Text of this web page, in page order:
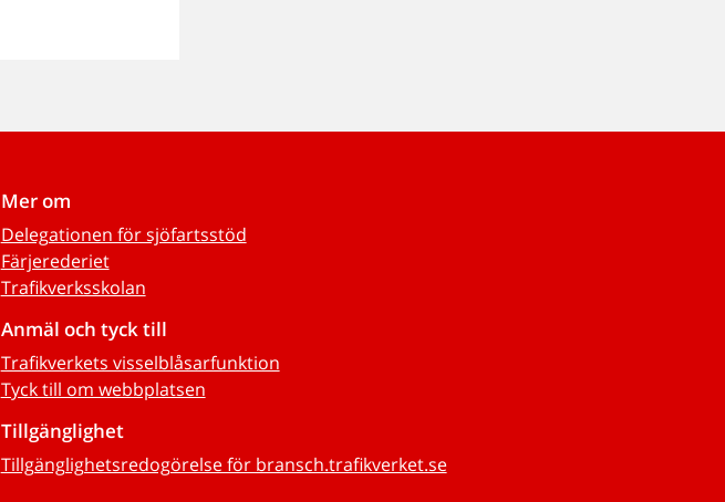
Mer om
Delegationen för sjöfartsstöd
Färjerederiet
Trafikverksskolan
Anmäl och tyck till
Trafikverkets visselblåsarfunktion
Tyck till om webbplatsen
Tillgänglighet
Tillgänglighetsredogörelse för bransch.trafikverket.se